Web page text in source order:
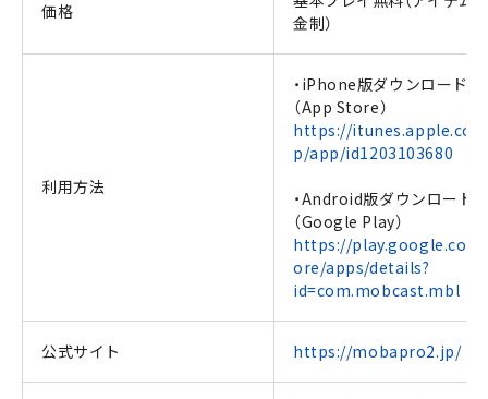
価格
金制）
利用方法
・iPhone版ダウンロード
（App Store）
https://
p/app/id1203103680
・Android版ダウンロード
（Google Play）
https://
ore/apps/details?
id=com.mobcast.mbl
公式サイト https://mobapro2.jp/